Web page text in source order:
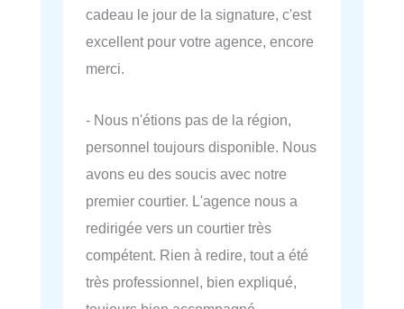
cadeau le jour de la signature, c'est
excellent pour votre agence, encore
merci.
- Nous n'étions pas de la région,
personnel toujours disponible. Nous
avons eu des soucis avec notre
premier courtier. L'agence nous a
redirigée vers un courtier très
compétent. Rien à redire, tout a été
très professionnel, bien expliqué,